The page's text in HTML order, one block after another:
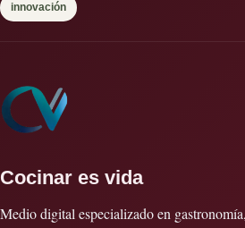
innovación
Cocinar es vida
Medio digital especializado en